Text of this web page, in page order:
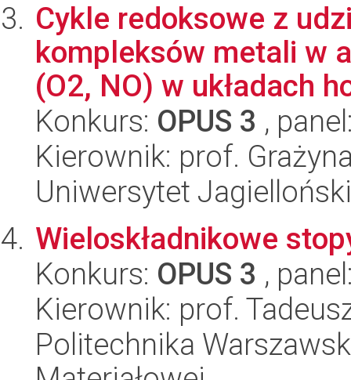
Cykle redoksowe z
kompleksów metali w
(O2, NO) w układach
Konkurs: OPUS 3 ,
Kierownik: prof.
Uniwersytet
Wieloskładnikowe
Konkurs: OPUS 3 ,
Kierownik: prof.
Politechnika